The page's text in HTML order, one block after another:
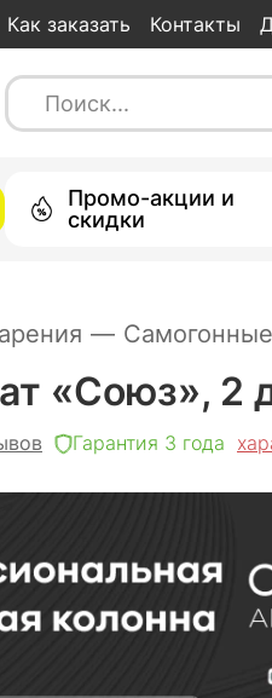
Как заказать Контакты
Промо-акции и
скидки
—
2 дюйма, хНдН,
«Союз», 2
Гарантия 3 года